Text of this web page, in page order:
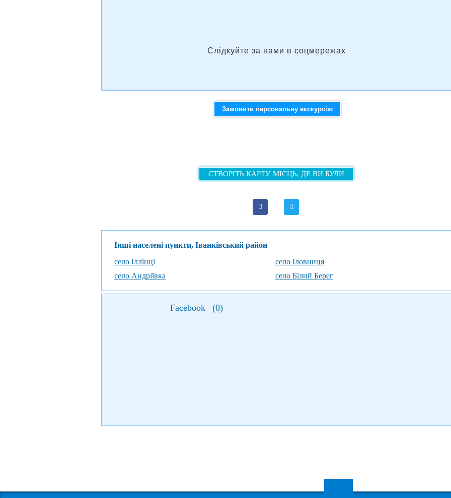
Слідкуйте за нами в соцмережах
Замовити персональну екскурсію
СТВОРІТЬ КАРТУ МІСЦЬ, ДЕ ВИ БУЛИ
Інші населені пункти, Іванківський район
село Іллінці
село Іловниця
село Андріївка
село Білий Берег
Facebook (0)